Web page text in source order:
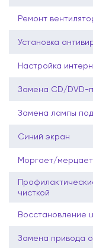
Ремонт
Установка
Настройка
Замена CD/DVD-
Замена лампы
Синий экран
Моргает/
чисткой
Восстановление
Замена привода